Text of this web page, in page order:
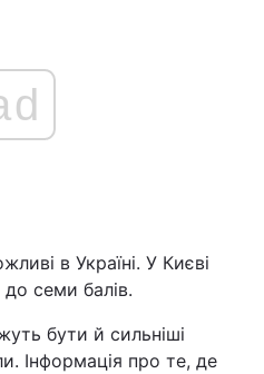
в Україні. У Києві
семи балів.
бути й сильніші
Інформація про те, де